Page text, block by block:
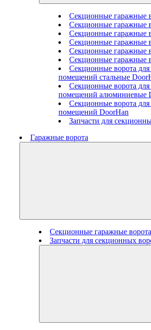
Секционные гаражные
Секционные гаражные
Секционные гаражные
Секционные гаражные
Секционные гаражные
Секционные гаражные
Секционные ворота
помещений стальные
Секционные ворота
помещений алюминиевые
Секционные ворота
помещений DoorHan
Запчасти для
Гаражные ворота
Секционные гаражные
Запчасти для секционных